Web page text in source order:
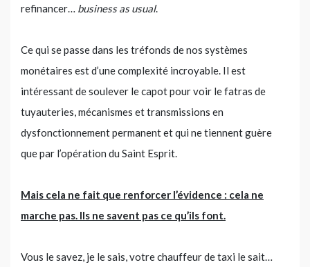
refinancer… business as usual.
Ce qui se passe dans les tréfonds de nos systèmes
monétaires est d’une complexité incroyable. Il est
intéressant de soulever le capot pour voir le fatras de
tuyauteries, mécanismes et transmissions en
dysfonctionnement permanent et qui ne tiennent guère
que par l’opération du Saint Esprit.
Mais cela ne fait que renforcer l’évidence : cela ne
marche pas. Ils ne savent pas ce qu’ils font.
Vous le savez, je le sais, votre chauffeur de taxi le sait…